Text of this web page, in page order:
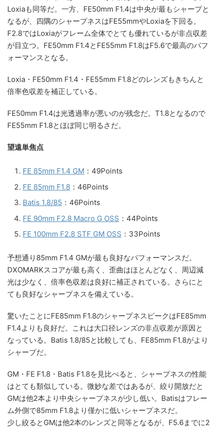
Loxiaも同等だ。一方、FE50mm F1.4は中央が最もシャープと
なるが、四隅のシャープネスはFE55mmやLoxiaを下回る。
F2.8ではLoxiaがフレーム全体でとても優れているが非点収差
が目立つ。FE50mm F1.4とFE55mm F1.8はF5.6で最高のパフ
ォーマンスとなる。
Loxia・FE50mm F1.4・FE55mm F1.8どのレンズもきちんと
倍率色収差を補正している。
FE50mm F1.4は光透過率が悪いのが残念だ。T1.8となるので
FE55mm F1.8とほぼ同じ明るさだ。
望遠単焦点
FE 85mm F1.4 GM ：49Points
FE 85mm F1.8 ：46Points
Batis 1.8/85 ：46Points
FE 90mm F2.8 Macro G OSS ：44Points
FE 100mm F2.8 STF GM OSS ：33Points
予想通り85mm F1.4 GMが最も良好なパフォーマンスだ。
DXOMARKスコアが最も高く、歪曲はほとんどなく、周辺減
光は少なく、倍率色収差は良好に補正されている。さらにと
ても良好なシャープネスを備えている。
驚いたことにFE85mm F1.8のシャープネスピークはFE85mm
F1.4よりも良好だ。これは大口径レンズの非点収差が原因と
なっている。Batis 1.8/85と比較しても、FE85mm F1.8がより
シャープだ。
GM・FE F1.8・Batis F1.8を見比べると、シャープネスの性能
はとても類似している。微妙な差ではあるが、絞り開放だと
GMは他2本より中央シャープネスが少し低い。Batisはフレー
ム外側で85mm F1.8より僅かに低いシャープネスだ。
少し絞るとGMは他2本のレンズと同等となるが、F5.6までに2